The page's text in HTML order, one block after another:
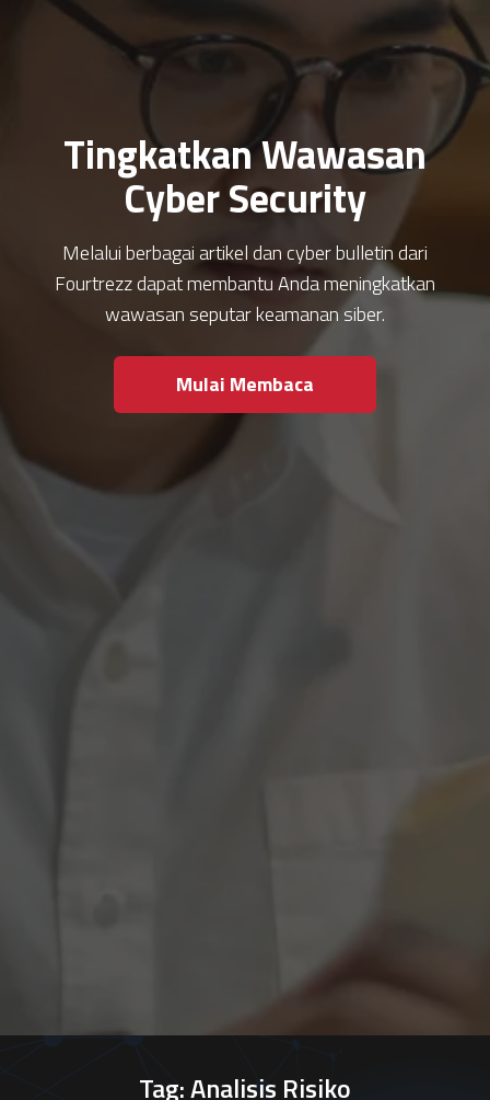
Tingkatkan Wawasan
Cyber Security
Melalui berbagai artikel dan cyber bulletin dari
Fourtrezz dapat membantu Anda meningkatkan
wawasan seputar keamanan siber.
Mulai Membaca
Tag:Analisis Risiko